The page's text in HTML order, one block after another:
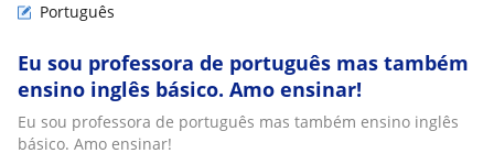
Português
Eu sou professora de português mas também
ensino inglês básico. Amo ensinar!
Eu sou professora de português mas também ensino inglês
básico. Amo ensinar!